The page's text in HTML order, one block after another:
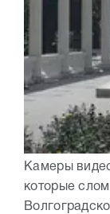
Камеры
которые